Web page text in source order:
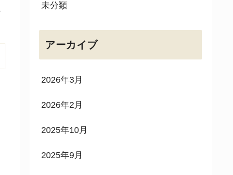
未分類
アーカイブ
2026年3月
2026年2月
2025年10月
2025年9月